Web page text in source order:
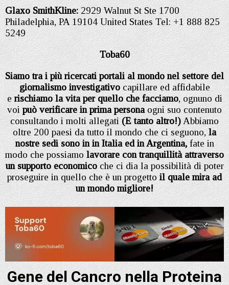
Glaxo SmithKline:2929 Walnut St Ste 1700
Philadelphia, PA 19104 United States Tel: +1 888 825
5249
Toba60
Siamo tra i più ricercati portali al mondo nel settore del
giornalismo investigativocapillare ed affidabile
erischiamo la vita per quello che facciamo, ognuno di
voipuò verificare in prima personaogni suo contenuto
consultando i molti allegati(E tanto altro!)Abbiamo
oltre 200 paesi da tutto il mondo che ci seguono,la
nostre sedi sono in in Italia ed in Argentina,fate in
modo che possiamolavorare con tranquillità attraverso
un supporto economicoche ci dia la possibilità di poter
proseguire in quello che è un progettoil quale mira ad
un mondo migliore!
Gene del Cancro nella Proteina